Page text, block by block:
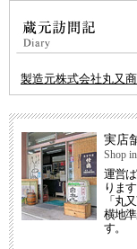
製造元株式会社丸又
実店
Shop
運営
りま
「丸
横地
す。